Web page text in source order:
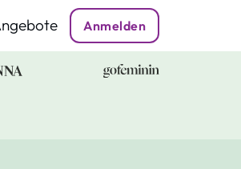
Anmelden